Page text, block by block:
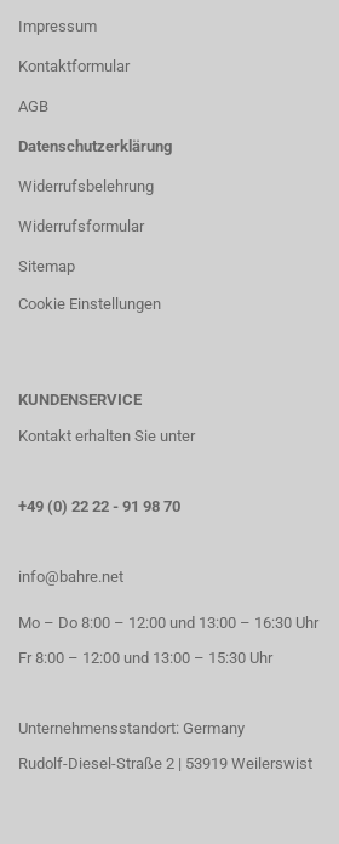
Impressum
Kontaktformular
AGB
Datenschutzerklärung
Widerrufsbelehrung
Widerrufsformular
Sitemap
Cookie Einstellungen
KUNDENSERVICE
Kontakt erhalten Sie unter
+49 (0) 22 22 - 91 98 70
info@bahre.net
Mo – Do 8:00 – 12:00 und 13:00 – 16:30 Uhr
Fr 8:00 – 12:00 und 13:00 – 15:30 Uhr
Unternehmensstandort: Germany
Rudolf-Diesel-Straße 2 | 53919 Weilerswist